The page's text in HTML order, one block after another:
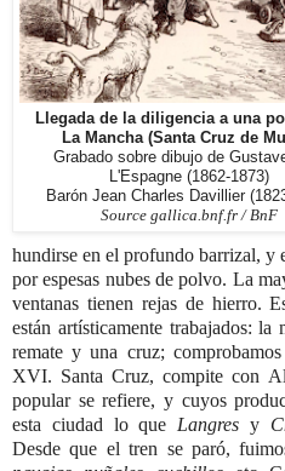
Llegada de la diligencia a una
La Mancha (Santa Cruz de
Grabado sobre dibujo de
L'Espagne (1862-1873)
Barón Jean Charles Davillier
Source gallica.bnf.fr / BnF
hundirse en el profundo barrizal, y
por espesas nubes de polvo. La
ventanas tienen rejas de hierro.
están artísticamente trabajados:
remate y una cruz;
XVI. Santa Cruz, compite con
popular se refiere, y cuyos
esta ciudad lo que Langres y
Desde que el tren se paró,